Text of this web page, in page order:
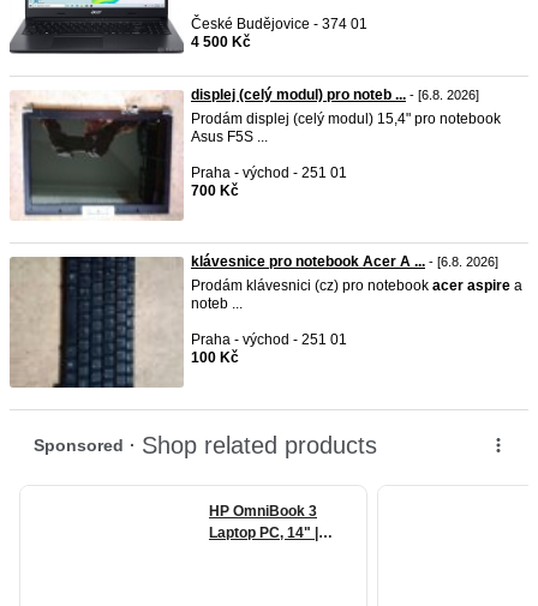
České Budějovice - 374 01
4 500 Kč
displej (celý modul) pro noteb ... - [6.8. 2026]
Prodám displej (celý modul) 15,4" pro notebook
Asus F5S ...
Praha - východ - 251 01
700 Kč
klávesnice pro notebook Acer A ... - [6.8. 2026]
Prodám klávesnici (cz) pro notebook acer aspire a
noteb ...
Praha - východ - 251 01
100 Kč